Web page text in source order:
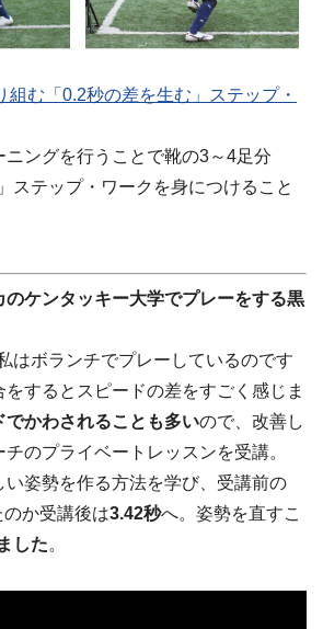
組む「0.2秒の差を生む」ステップ・
ニングを行うことで靴の3～4足分
ステップ・ワークを身につけること
のケンタッキー大学でプレーをする黒
はボランチでプレーしているのです
するとスピードの差をすごく感じま
でかわされることも多いので、改善し
のプライベートレッスンを受講。
い姿勢を作る方法を学び、受講前の
のか受講後は3.42秒へ。姿勢を直すこ
した。